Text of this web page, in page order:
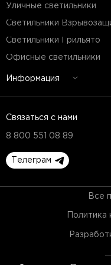
Уличные светильники
Светильники
Светильники Грильято
Офисные светильники
Информация
Связаться с нами
8 800 551 08 89
Телеграм
Все
Политика